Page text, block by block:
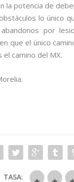
la potencia de
lo único
por
que el único
camino del MX.
TASA: